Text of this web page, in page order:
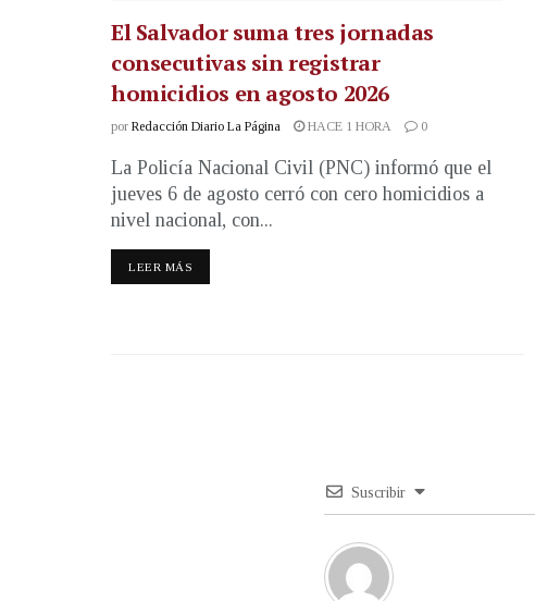
El Salvador suma tres jornadas
consecutivas sin registrar
homicidios en agosto 2026
por Redacción Diario La Página HACE 1 HORA 0
La Policía Nacional Civil (PNC) informó que el
jueves 6 de agosto cerró con cero homicidios a
nivel nacional, con...
LEER MÁS
Suscribir